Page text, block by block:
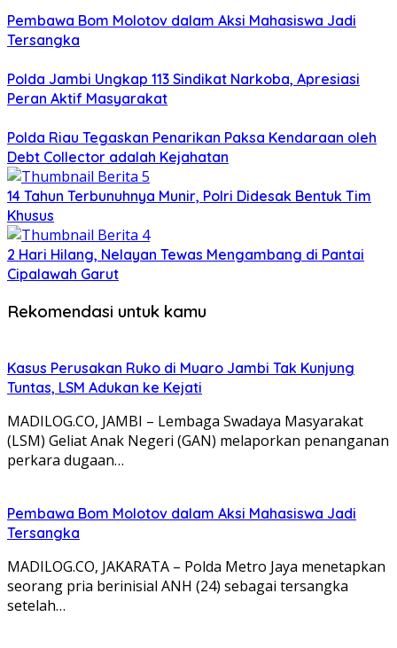
Pembawa Bom Molotov dalam Aksi Mahasiswa Jadi
Tersangka
Polda Jambi Ungkap 113 Sindikat Narkoba, Apresiasi
Peran Aktif Masyarakat
Polda Riau Tegaskan Penarikan Paksa Kendaraan oleh
Debt Collector adalah Kejahatan
14 Tahun Terbunuhnya Munir, Polri Didesak Bentuk Tim
Khusus
2 Hari Hilang, Nelayan Tewas Mengambang di Pantai
Cipalawah Garut
Rekomendasi untuk kamu
Kasus Perusakan Ruko di Muaro Jambi Tak Kunjung
Tuntas, LSM Adukan ke Kejati
MADILOG.CO, JAMBI – Lembaga Swadaya Masyarakat
(LSM) Geliat Anak Negeri (GAN) melaporkan penanganan
perkara dugaan…
Pembawa Bom Molotov dalam Aksi Mahasiswa Jadi
Tersangka
MADILOG.CO, JAKARATA – Polda Metro Jaya menetapkan
seorang pria berinisial ANH (24) sebagai tersangka
setelah…